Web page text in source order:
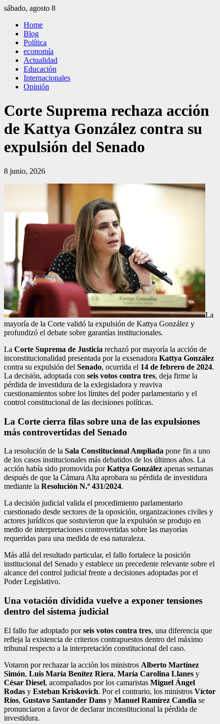
Saltar
contenido
sábado, agosto 8
El Independiente
El independiente Libre y Transparente
Home
Blog
Política
economía
Actualidad
Educación
Internacionales
Opinión
Corte Suprema rechaza acción
de Kattya González contra su
expulsión del Senado
8 junio, 2026
La
mayoría de la Corte validó la expulsión de Kattya González y
profundizó el debate sobre garantías institucionales.
La Corte Suprema de Justicia rechazó por mayoría la acción de
inconstitucionalidad presentada por la exsenadora Kattya González
contra su expulsión del Senado, ocurrida el 14 de febrero de 2024.
La decisión, adoptada con seis votos contra tres, deja firme la
pérdida de investidura de la exlegisladora y reaviva
cuestionamientos sobre los límites del poder parlamentario y el
control constitucional de las decisiones políticas.
La Corte cierra filas sobre una de las expulsiones
más controvertidas del Senado
La resolución de la Sala Constitucional Ampliada pone fin a uno
de los casos institucionales más debatidos de los últimos años. La
acción había sido promovida porKattya González apenas semanas
después de que la Cámara Alta aprobara su pérdida de investidura
mediante la Resolución N.º 431/2024.
La decisión judicial valida el procedimiento parlamentario
cuestionado desde sectores de la oposición, organizaciones civiles y
actores jurídicos que sostuvieron que la expulsión se produjo en
medio de interpretaciones controvertidas sobre las mayorías
requeridas para una medida de esa naturaleza.
Más allá del resultado particular, el fallo fortalece la posición
institucional del Senado y establece un precedente relevante sobre el
alcance del control judicial frente a decisiones adoptadas por el
Poder Legislativo.
Una votación dividida vuelve a exponer tensiones
dentro del sistema judicial
El fallo fue adoptado porseis votos contra tres, una diferencia que
refleja la existencia de criterios contrapuestos dentro del máximo
tribunal respecto a la interpretación constitucional del caso.
Votaron por rechazar la acción los ministros Alberto Martínez
Simón, Luis María Benítez Riera, María Carolina Llanes y
César Diesel, acompañados por los camaristas Miguel Ángel
Rodas y Esteban Kriskovich. Por el contrario, los ministros Víctor
Ríos, Gustavo Santander Dans y Manuel Ramírez Candia se
pronunciaron a favor de declarar inconstitucional la pérdida de
investidura.